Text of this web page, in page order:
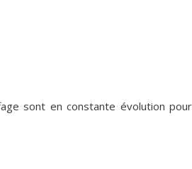
sont en constante évolution pour